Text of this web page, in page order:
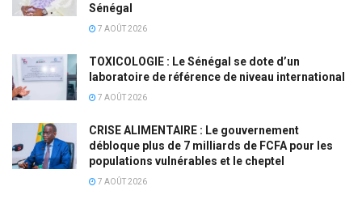
Sénégal
7 AOÛT 2026
TOXICOLOGIE : Le Sénégal se dote d’un
laboratoire de référence de niveau international
7 AOÛT 2026
CRISE ALIMENTAIRE : Le gouvernement
débloque plus de 7 milliards de FCFA pour les
populations vulnérables et le cheptel
7 AOÛT 2026